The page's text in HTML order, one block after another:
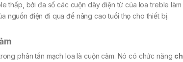
thấp, bởi đa số các cuộn dây điện từ của loa treble làm
nguồn điện đi qua để nâng cao tuổi thọ cho thiết bị.
phân tần mạch loa là cuộn cảm. Nó có chức năng